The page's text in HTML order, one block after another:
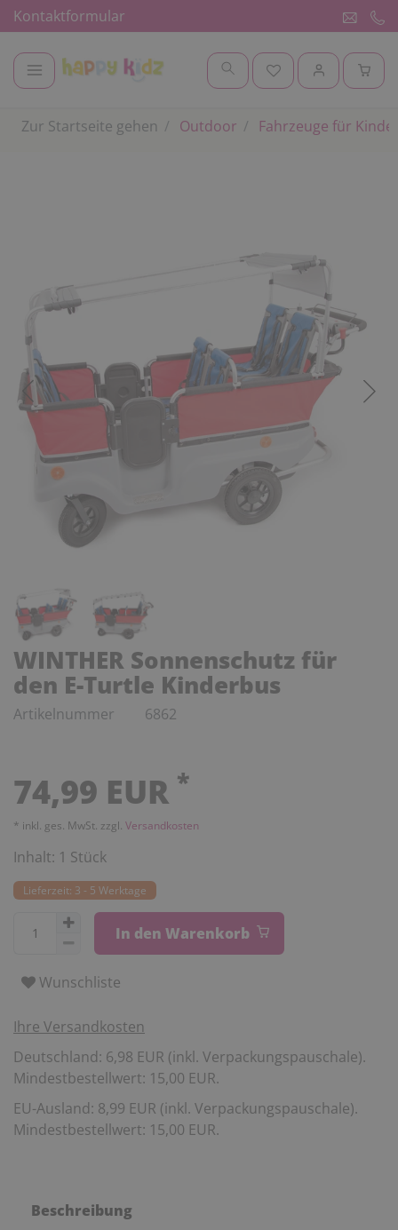
Kontaktformular
Zur Startseite gehen Outdoor Fahrzeuge für
WINTHER Sonnenschutz für
den E-Turtle Kinderbus
Artikelnummer 6862
74,99 EUR *
* inkl. ges. MwSt. zzgl. Versandkosten
Inhalt: 1 Stück
Lieferzeit: 3 - 5 Werktage
In den Warenkorb
Wunschliste
Ihre Versandkosten
Deutschland: 6,98 EUR (inkl. Verpackungspauschale).
Mindestbestellwert: 15,00 EUR.
EU-Ausland: 8,99 EUR (inkl. Verpackungspauschale).
Mindestbestellwert: 15,00 EUR.
Beschreibung